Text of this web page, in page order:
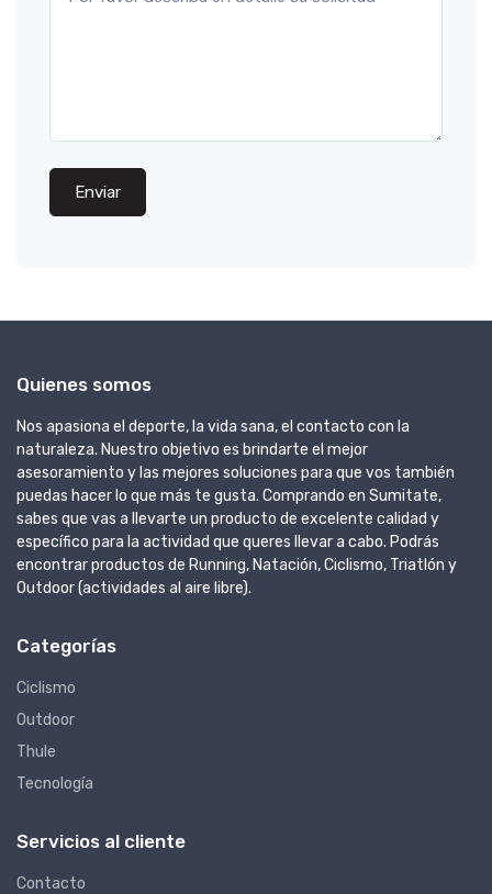
Enviar
Quienes somos
Nos apasiona el deporte, la vida sana, el contacto con la
naturaleza. Nuestro objetivo es brindarte el mejor
asesoramiento y las mejores soluciones para que vos también
puedas hacer lo que más te gusta. Comprando en Sumitate,
sabes que vas a llevarte un producto de excelente calidad y
específico para la actividad que queres llevar a cabo. Podrás
encontrar productos de Running, Natación, Ciclismo, Triatlón y
Outdoor (actividades al aire libre).
Categorías
Ciclismo
Outdoor
Thule
Tecnología
Servicios al cliente
Contacto